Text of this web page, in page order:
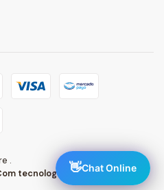
.
tecnologia Jumpseller.
👋Chat Online